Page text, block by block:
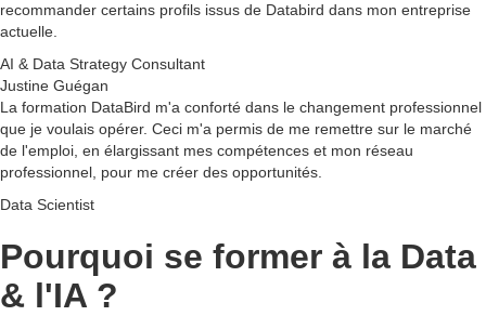
recommander certains profils issus de Databird dans mon entreprise
actuelle.
AI & Data Strategy Consultant
Justine Guégan
La formation DataBird m'a conforté dans le changement professionnel
que je voulais opérer. Ceci m'a permis de me remettre sur le marché
de l'emploi, en élargissant mes compétences et mon réseau
professionnel, pour me créer des opportunités.
Data Scientist
Pourquoi se former à la Data
& l'IA ?